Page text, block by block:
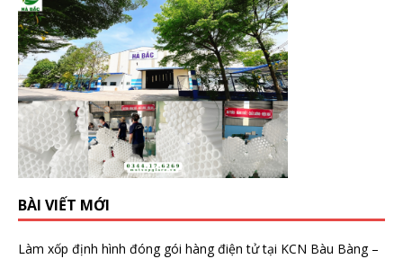
BÀI VIẾT MỚI
Làm xốp định hình đóng gói hàng điện tử tại KCN Bàu Bàng –